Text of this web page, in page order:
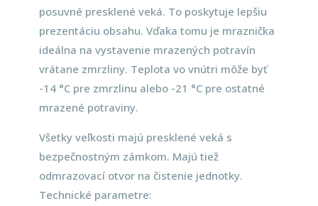
posuvné presklené veká. To poskytuje lepšiu
prezentáciu obsahu. Vďaka tomu je mraznička
ideálna na vystavenie mrazených potravín
vrátane zmrzliny. Teplota vo vnútri môže byť
-14 °C pre zmrzlinu alebo -21 °C pre ostatné
mrazené potraviny.
Všetky veľkosti majú presklené veká s
bezpečnostným zámkom. Majú tiež
odmrazovací otvor na čistenie jednotky.
Technické parametre: